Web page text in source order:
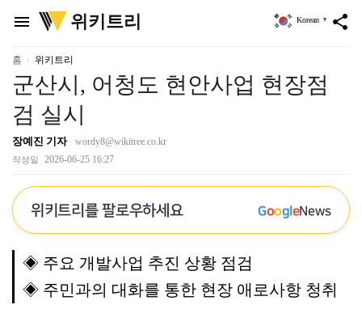
menu
위
키
리
위키트리 share
Korean ▼
홈 위키트리
군산시, 어청도 현안사업 현장점
검 실시
장예진 기자 wordy8@wikitree.co.kr
작성일 2026-06-25 16:27
위키트리를 팔로우하세요 GoogleNews
◈ 주요 개발사업 추진 상황 점검
◈ 주민과의 대화를 통한 현장 애로사항 청취